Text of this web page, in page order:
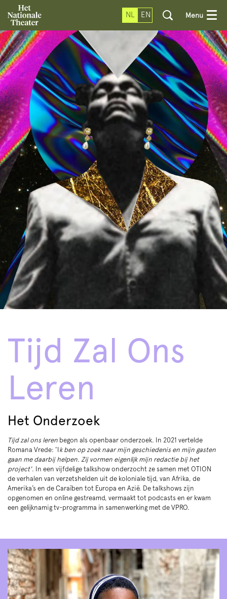
NL EN Menu
Tijd Zal Ons
Leren
Het Onderzoek
Tijd zal ons leren begon als openbaar onderzoek. In 2021 vertelde
Romana Vrede: 'I k ben op zoek naar mijn geschiedenis en mijn gasten
gaan me daarbij helpen. Zij vormen eigenlijk mijn redactie bij het
project'. In een vijfdelige talkshow onderzocht ze samen met OTION
de verhalen van verzetshelden uit de koloniale tijd, van Afrika, de
Amerika’s en de Caraïben tot Europa en Azië. De talkshows zijn
opgenomen en online gestreamd, vermaakt tot podcasts en er kwam
een gelijknamig tv-programma in samenwerking met de VPRO.